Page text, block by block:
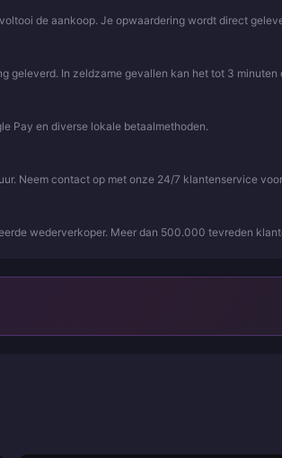
de aankoop. Je opwaardering wordt direct
geleverd. In zeldzame gevallen kan het tot 3 minuten
Pay en diverse lokale betaalmethoden.
Neem contact op met onze 24/7 klantenservice
wederverkoper. Meer dan 500.000 tevreden